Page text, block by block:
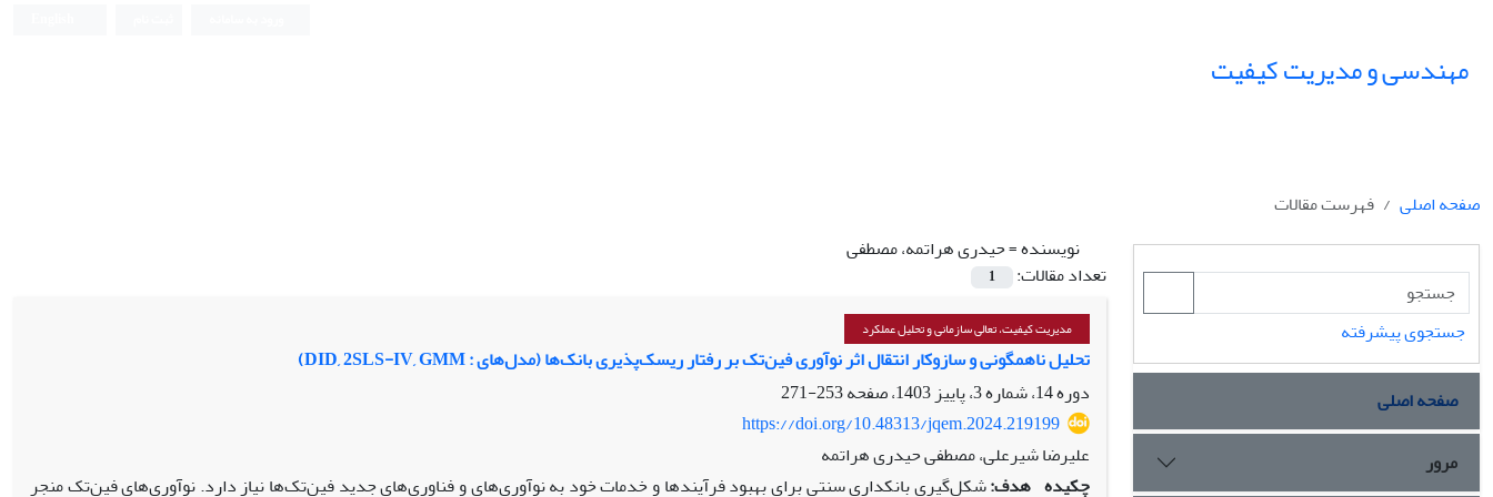
مهندسی و مدیریت کیفیت
صفحه اصلی
فهرست مقالات
نویسنده =حیدری هراتمه، مصطفی
تعداد مقالات:
1
مدیریت کیفیت، تعالی سازمانی و تحلیل عملکرد
تحلیل ناهمگونی و سازوکار انتقال اثر نوآوری فین‌تک بر رفتار ریسک‌پذیری بانک‌ها (مدل‌های : DID, 2SLS-IV, GMM)
دوره 14، شماره 3، پاییز 1403، صفحه
253-271
https://doi.org/10.48313/jqem.2024.219199
علیرضا شیرعلی، مصطفی حیدری هراتمه
چکیده هدف:شکل‌گیری بانکداری سنتی برای بهبود فرآیندها و خدمات خود به نوآوری‌های و فناوری‌های جدید فین‌تک‌ها نیاز دارد. نوآوری‌های فین‌تک منجر
جستجوی پیشرفته
صفحه اصلی
مرور